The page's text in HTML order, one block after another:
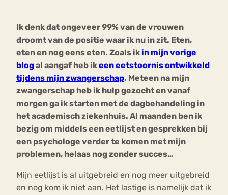
Ik denk dat ongeveer 99% van de vrouwen
droomt van de positie waar ik nu in zit. Eten,
eten en nog eens eten. Zoals ik in mijn vorige
blogal aangaf heb ikeen eetstoornis ontwikkeld
tijdens mijn zwangerschap. Meteen na mijn
zwangerschap heb ik hulp gezocht en vanaf
morgen ga ik starten met de dagbehandeling in
het academisch ziekenhuis. Al maanden ben ik
bezig om middels een eetlijst en gesprekken bij
een psychologe verder te komen met mijn
problemen, helaas nog zonder succes…
Mijn eetlijst is al uitgebreid en nog meer uitgebreid
en nog kom ik niet aan. Het lastige is namelijk dat ik
Forum
mia
Nerv
osa
Eetstoornis Anorexia Nervosa
Eetbuien Piekeren Sport
Trauma
Orthorexia
Afvallen Angst